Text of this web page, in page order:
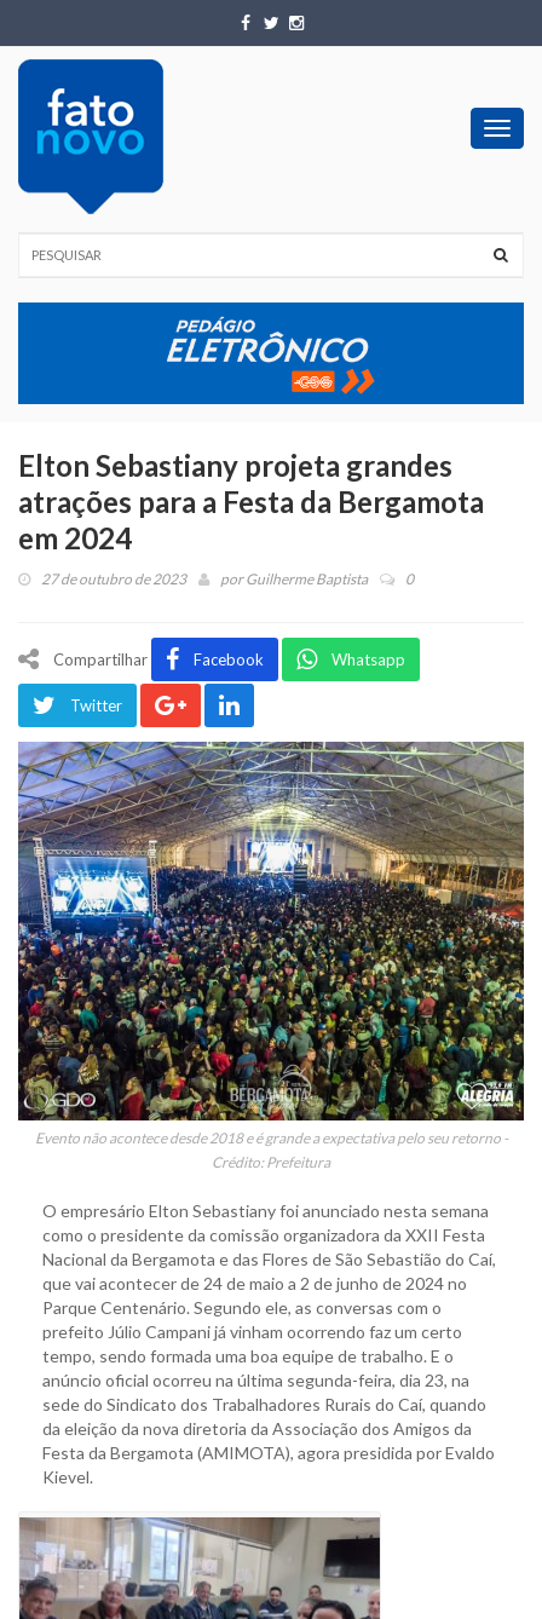
Elton Sebastiany projeta grandes
atrações para a Festa da Bergamota
em 2024
27 de outubro de 2023 porGuilherme Baptista 0
Compartilhar Facebook Whatsapp
Twitter
Evento não acontece desde 2018 e é grande a expectativa pelo seu retorno -
Crédito: Prefeitura
O empresário Elton Sebastiany foi anunciado nesta semana
como o presidente da comissão organizadora da XXII Festa
Nacional da Bergamota e das Flores de São Sebastião do Caí,
que vai acontecer de 24 de maio a 2 de junho de 2024 no
Parque Centenário. Segundo ele, as conversas com o
prefeito Júlio Campani já vinham ocorrendo faz um certo
tempo, sendo formada uma boa equipe de trabalho. E o
anúncio oficial ocorreu na última segunda-feira, dia 23, na
sede do Sindicato dos Trabalhadores Rurais do Caí, quando
da eleição da nova diretoria da Associação dos Amigos da
Festa da Bergamota (AMIMOTA), agora presidida por Evaldo
Kievel.